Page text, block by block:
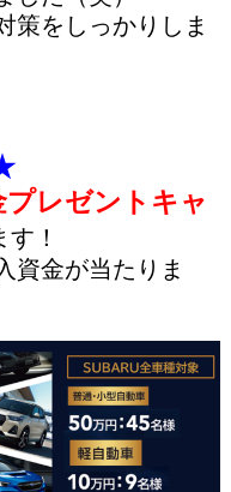
策をしっかりしま
プレゼントキャ
！
資金が当たりま